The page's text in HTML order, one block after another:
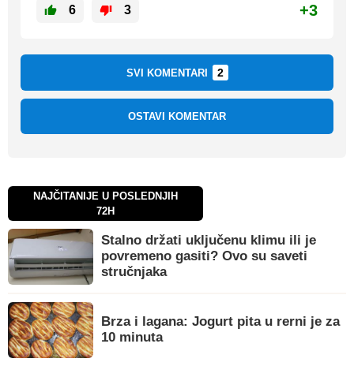
6 3 +3
SVI KOMENTARI 2
OSTAVI KOMENTAR
NAJČITANIJE U POSLEDNJIH
72H
Stalno držati uključenu klimu ili je
povremeno gasiti? Ovo su saveti
stručnjaka
Brza i lagana: Jogurt pita u rerni je za
10 minuta